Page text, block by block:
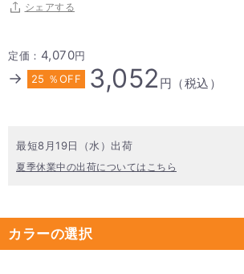
シェアする
定価： 4,070円
→ 25 ％OFF 3,052 円（税込）
最短8月19日（水）出荷
夏季休業中の出荷についてはこちら
カラーの選択